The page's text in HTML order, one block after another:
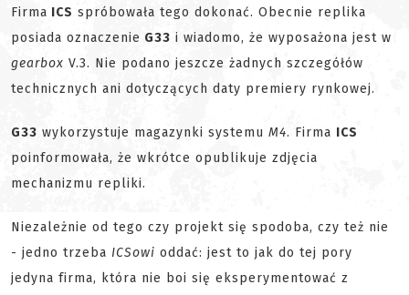
Firma ICS spróbowała tego dokonać. Obecnie replika
posiada oznaczenie G33 i wiadomo, że wyposażona jest w
gearbox V.3. Nie podano jeszcze żadnych szczegółów
technicznych ani dotyczących daty premiery rynkowej.
G33 wykorzystuje magazynki systemu M4. Firma ICS
poinformowała, że wkrótce opublikuje zdjęcia
mechanizmu repliki.
Niezależnie od tego czy projekt się spodoba, czy też nie
- jedno trzeba ICSowi oddać: jest to jak do tej pory
jedyna firma, która nie boi się eksperymentować z